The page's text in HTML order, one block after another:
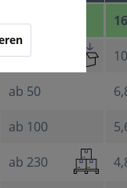
ab10
ab20
ab 50
ab 100
ab 230